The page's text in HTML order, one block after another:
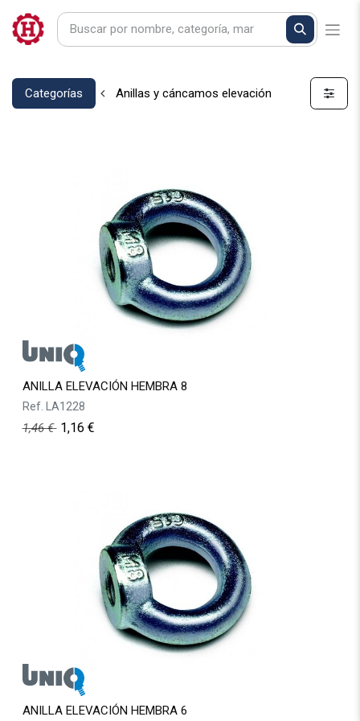
Categorías Anillas y cáncamos elevación
ANILLA ELEVACIÓN HEMBRA 8
Ref. LA1228
1,46€ 1,16 €
ANILLA ELEVACIÓN HEMBRA 6